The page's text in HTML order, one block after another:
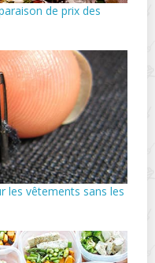
de prix des
les vêtements sans les